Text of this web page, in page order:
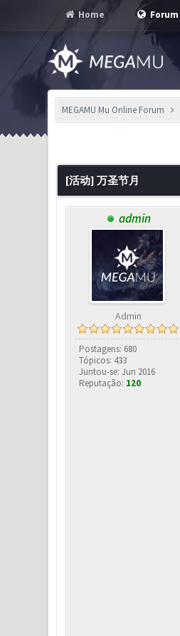
Home Forum
MEGAMU Mu Online Forum
[活动] 万圣节月
admin
Admin
Postagens: 680
Tópicos: 433
Juntou-se: Jun 2016
Reputação: 120